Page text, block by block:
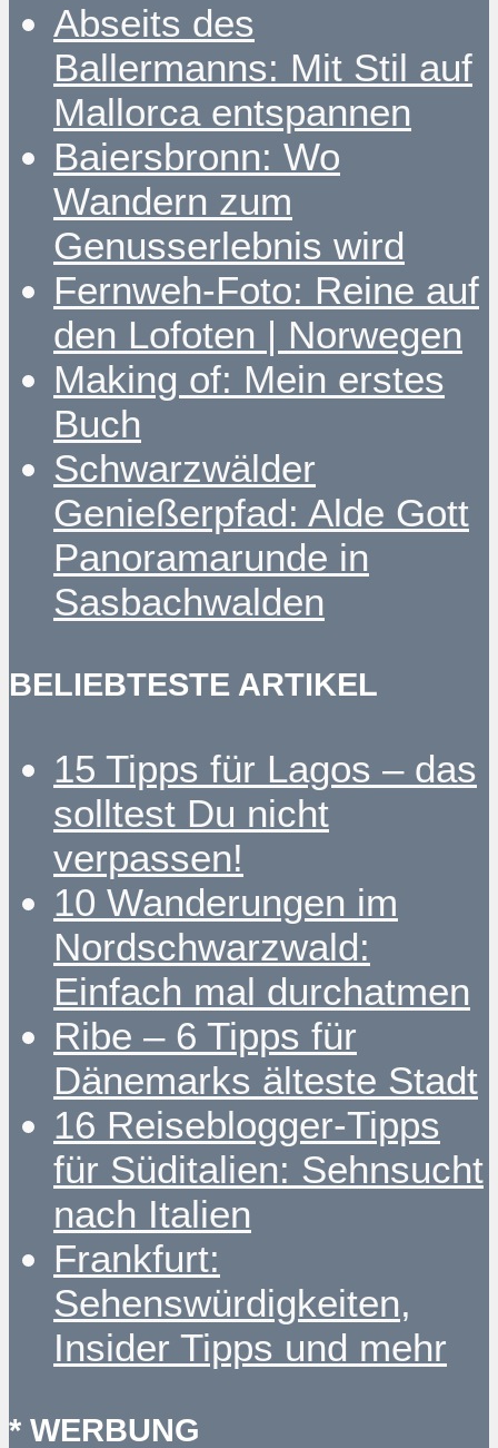
Abseits des
Ballermanns: Mit Stil auf
Mallorca entspannen
Baiersbronn: Wo
Wandern zum
Genusserlebnis wird
Fernweh-Foto: Reine auf
den Lofoten | Norwegen
Making of: Mein erstes
Buch
Schwarzwälder
Genießerpfad: Alde Gott
Panoramarunde in
Sasbachwalden
BELIEBTESTE ARTIKEL
15 Tipps für Lagos – das
solltest Du nicht
verpassen!
10 Wanderungen im
Nordschwarzwald:
Einfach mal durchatmen
Ribe – 6 Tipps für
Dänemarks älteste Stadt
16 Reiseblogger-Tipps
für Süditalien: Sehnsucht
nach Italien
Frankfurt:
Sehenswürdigkeiten,
Insider Tipps und mehr
* WERBUNG